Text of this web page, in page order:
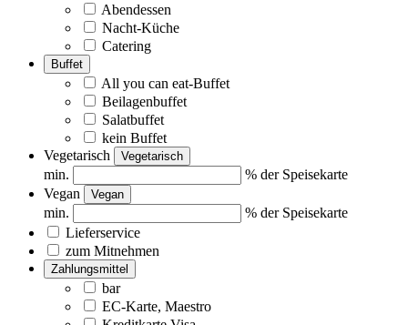
Abendessen
Nacht-Küche
Catering
Buffet
All you can eat-Buffet
Beilagenbuffet
Salatbuffet
kein Buffet
Vegetarisch
Vegetarisch
min.
% der Speisekarte
Vegan
Vegan
min.
% der Speisekarte
Lieferservice
zum Mitnehmen
Zahlungsmittel
bar
EC-Karte, Maestro